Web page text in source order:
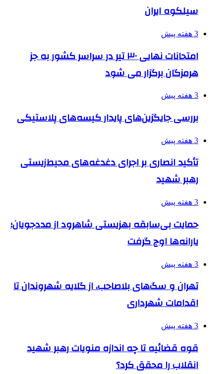
سیلکوه ایران
3 هفته پیش
امتحانات نهایی ۳۰ تیر در سراسر کشور به جز
هرمزگان برگزار می شود
3 هفته پیش
بررسی جایگزین‌های پایدار کیسه‌های پلاستیکی
3 هفته پیش
تأکید انصاری بر اجرای دغدغه‌های محیط‌زیستی
رهبر شهید
3 هفته پیش
حمایت بی‌سابقه بهزیستی شاهرود از مددجویان؛
یارانه‌ها اوج گرفت
3 هفته پیش
تهران و سگ‌های بلاصاحب، از گلایه شهروندان تا
اقدامات شهرداری
3 هفته پیش
قوه قضائیه تا چه اندازه منویات رهبر شهید
انقلاب را محقق کرد؟